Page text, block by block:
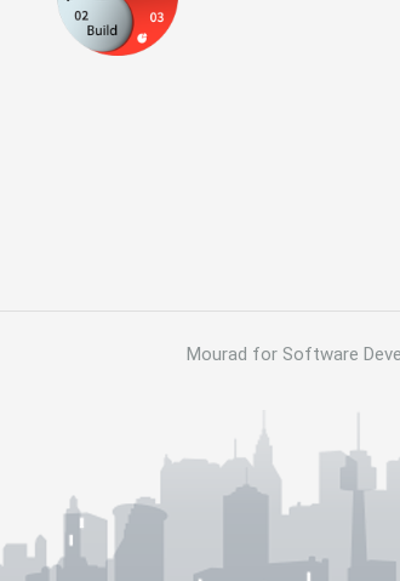
Mourad for Software